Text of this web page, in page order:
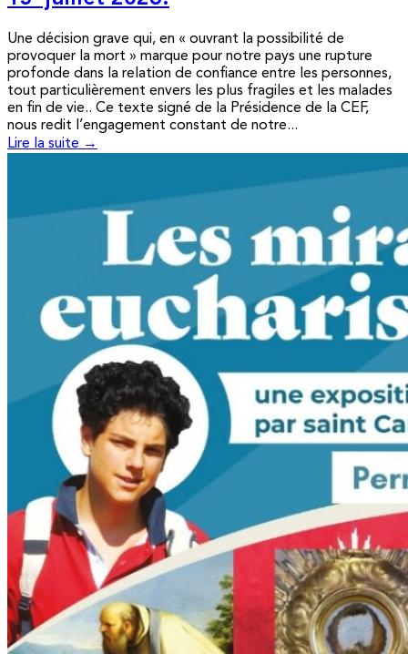
Une décision grave qui, en « ouvrant la possibilité de
provoquer la mort » marque pour notre pays une rupture
profonde dans la relation de confiance entre les personnes,
tout particulièrement envers les plus fragiles et les malades
en fin de vie.. Ce texte signé de la Présidence de la CEF,
nous redit l’engagement constant de notre...
Lire la suite →